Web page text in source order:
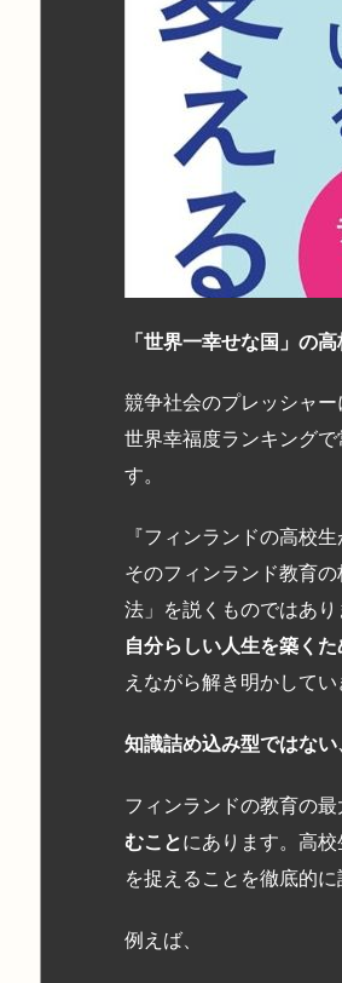
「世界一幸せな国」の
競争社会のプレッシャ
世界幸福度ランキング
す。
『フィンランドの高校
そのフィンランド教育
法」を説くものではあり
自分らしい人生を築く
えながら解き明かしてい
知識詰め込み型ではな
フィンランドの教育の最
むことにあります。高
を捉えることを徹底的に
例えば、